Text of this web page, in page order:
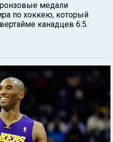
медали
по хоккею, который
канадцев 6:5.